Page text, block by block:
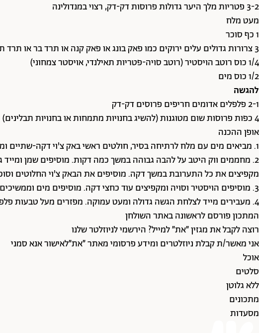
3-2 פטריות מלך היער גדולות פרוסות דק-דק, רצוי במנדולינה
מעט מלח
1 כף סוכר
3 צרורות גדולים עלים ירוקים כמו פאק בונג או פאק קנה או תרד בר או תרד תורכי, ללא גבעולים חתוכים גס
1/4 כוס רוטב הויסטיר (רוטב סויה-פטריות תאילנדי, אויסטר צמחוני)
1/2 כוס מים
להגשה
2-1 פלפלים אדומים חריפים פרוסים דק-דק
4 כפות פרוסות שום מטוגנות (להשיג בחנויות מתמחות או בחנויות תבלינים)
אופן ההכנה
1. מביאים מים עם מלח לרתיחה בסיר, חולטים ראשי באק צ'וי דקה-שתיים ומעבירים מייד למי קרח. מצננים, מייבשים מעט וחותכים גס.
מקפיצים את כל התערובת במשך דקה. מוסיפים את הבאק צ'וי החלוטים
3. מוסיפים הויסטיר וסויה ומקפיצים עוד כחצי דקה. מוסיפים מים וממשיכים עוד כחצי דקה. טועמים מהרוטב שבתחתית הווק ומתקנים תיבול (מלח, סוכר או מים אם מרוכז מדי).
4. מעבירים מייד לצלחת הגשה גדולה ומעט עמוקה. מפזרים מעל טבעות פלפלים חריפים ושום מטוגן ומגישים.
המתכון פורסם לראשונה באתר השולחן
רוצה לקבל את מגזין ״את״ למייל? הירשמי לניוזלטר שלנו
אני מאשר/ת קבלת ניוזלטרים ומידע פרסומי מאתר ״את״לאישור אנא סמני
אוכל
סלטים
ללא גלוטן
מתכונים
מסעדות